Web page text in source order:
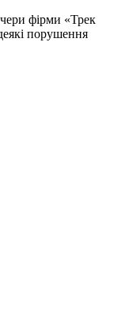
фірми «Трек
порушення